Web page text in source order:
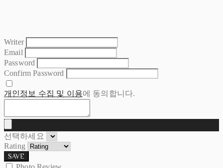
Writer
Email
Password
Confirm Password
개인정보 수집 및 이용에 동의합니다.
선택하세요
Rating
SAVE